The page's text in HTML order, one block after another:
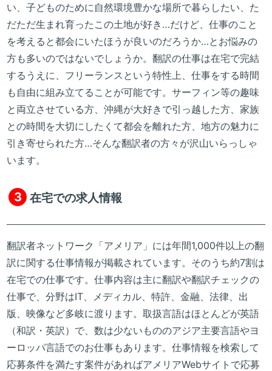
い、子どものために自然環境豊かな場所で暮らしたい、た
だただ生まれ育ったこの土地が好き…だけど、仕事のこと
を考えると都会にいたほうが良いのだろうか…とお悩みの
方も多いのではないでしょうか。翻訳の仕事は在宅で完結
するうえに、フリーランスという特性上、仕事をする時間
も自由に組み立てることが可能です。サーフィン等の趣味
と両立させている方、沖縄が大好きで引っ越した方、家族
との時間を大切にしたくて都会を離れた方、地方の魅力に
引き寄せられた方…そんな翻訳者の方々が沢山いらっしゃ
います。
3 在宅での求人情報
翻訳者ネットワーク「アメリア」には年間1,000件以上の翻
訳に関する仕事情報が掲載されています。そのうち約7割は
在宅での仕事です。仕事内容は主に翻訳や翻訳チェックの
仕事で、分野はIT、メディカル、特許、金融、法律、出
版、映像など多岐に渡ります。取扱言語はほとんどが英語
（和訳・英訳）で、数は少ないもののアジア主要言語やヨ
ーロッパ言語でのお仕事もあります。仕事情報を検索して
応募条件を満たす案件があればアメリアWebサイトで応募